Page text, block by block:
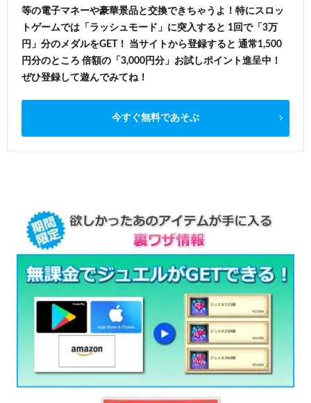
等の電子マネーや豪華景品と交換できちゃうよ！特にスロッ
トゲームでは「ラッシュモード」に突入すると 1回で「3万
円」分のメダルをGET！ 当サイトから登録すると 通常1,500
円分のところ 倍額の「3,000円分」お試しポイント進呈中！
ぜひ登録して遊んでみてね！
今すぐ無料であそぶ